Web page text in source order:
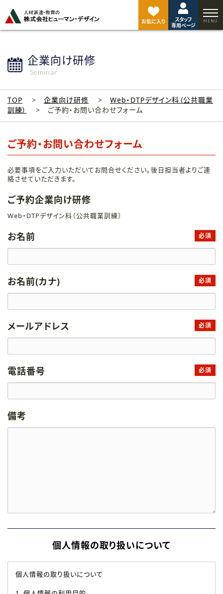
お気に入り
スタッフ
専用ページ
企業向け研修
Seminar
TOP 企業向け研修
Web・DTPデザイン科（公共職業
訓練）
ご予約・お問い合わせフォーム
ご予約・お問い合わせフォーム
必要事項をご入力いただいてお問合せください。後日担当者よりご連
絡させていただきます。
ご予約企業向け研修
Web・DTPデザイン科（公共職業訓練）
お名前 必須
お名前(カナ) 必須
メールアドレス 必須
電話番号 必須
備考
個人情報の取り扱いについて
個人情報の取り扱いについて
ジ
ト